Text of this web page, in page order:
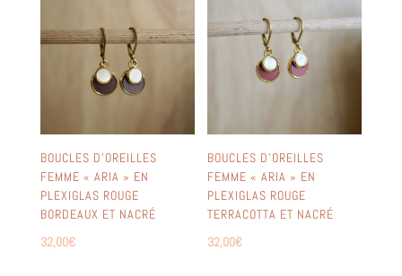
BOUCLES D’OREILLES
FEMME « ARIA » EN
PLEXIGLAS ROUGE
BORDEAUX ET NACRÉ
32,00€
BOUCLES D’OREILLES
FEMME « ARIA » EN
PLEXIGLAS ROUGE
TERRACOTTA ET NACRÉ
32,00€